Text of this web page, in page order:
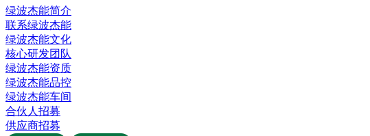
绿波杰能简介
联系绿波杰能
绿波杰能文化
核心研发团队
绿波杰能资质
绿波杰能品控
绿波杰能车间
合伙人招募
供应商招募